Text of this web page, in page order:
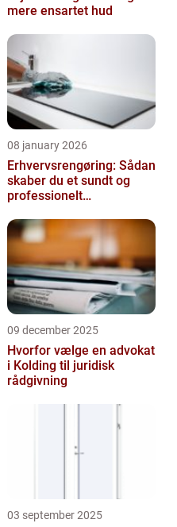
mere ensartet hud
08 january 2026
Erhvervsrengøring: Sådan
skaber du et sundt og
professionelt
09 december 2025
Hvorfor vælge en advokat
i Kolding til juridisk
rådgivning
03 september 2025